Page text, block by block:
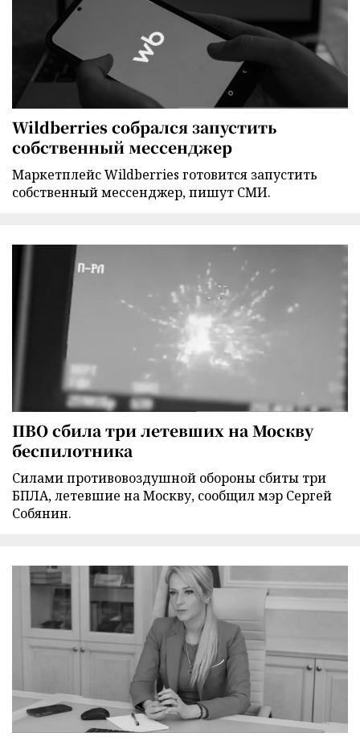
Wildberries собрался запустить
собственный мессенджер
Маркетплейс Wildberries готовится запустить
собственный мессенджер, пишут СМИ.
ПВО сбила три летевших на Москву
беспилотника
Силами противовоздушной обороны сбиты три
БПЛА, летевшие на Москву, сообщил мэр Сергей
Собянин.